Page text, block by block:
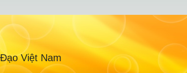
Việt Nam